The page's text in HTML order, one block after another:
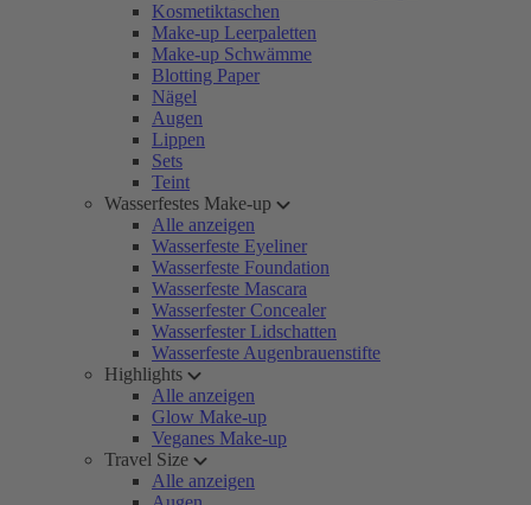
Kosmetiktaschen
Make-up Leerpaletten
Make-up Schwämme
Blotting Paper
Nägel
Augen
Lippen
Sets
Teint
Wasserfestes Make-up
Alle anzeigen
Wasserfeste Eyeliner
Wasserfeste Foundation
Wasserfeste Mascara
Wasserfester Concealer
Wasserfester Lidschatten
Wasserfeste Augenbrauenstifte
Highlights
Alle anzeigen
Glow Make-up
Veganes Make-up
Travel Size
Alle anzeigen